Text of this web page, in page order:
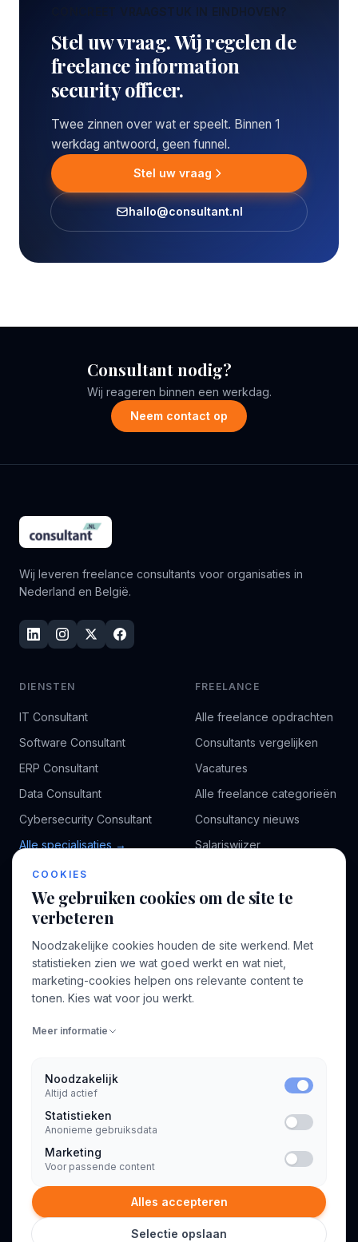
CONCREET VRAAGSTUK IN EINDHOVEN?
Stel uw vraag. Wij regelen de
freelance information
security officer.
Twee zinnen over wat er speelt. Binnen 1
werkdag antwoord, geen funnel.
Stel uw vraag
hallo@consultant.nl
Consultant nodig?
Wij reageren binnen een werkdag.
Neem contact op
Wij leveren freelance consultants voor organisaties in
Nederland en België.
DIENSTEN
IT Consultant
Software Consultant
ERP Consultant
Data Consultant
Cybersecurity Consultant
Alle specialisaties →
FREELANCE
Alle freelance opdrachten
Consultants vergelijken
Vacatures
Alle freelance categorieën
Consultancy nieuws
Salariswijzer
BEDRIJF
Over ons
Voor opdrachtgevers
Profiel aanmaken
INFORMATIE
Algemene voorwaarden
Privacyverklaring
© 2026 Consultant.nl. Alle rechten voorbehouden.
COOKIES
We gebruiken cookies om de site te
verbeteren
Noodzakelijke cookies houden de site werkend. Met
statistieken zien we wat goed werkt en wat niet,
marketing-cookies helpen ons relevante content te
tonen. Kies wat voor jou werkt.
Meer informatie
Noodzakelijk
Altijd actief
Statistieken
Anonieme gebruiksdata
Marketing
Voor passende content
Alles accepteren
Selectie opslaan